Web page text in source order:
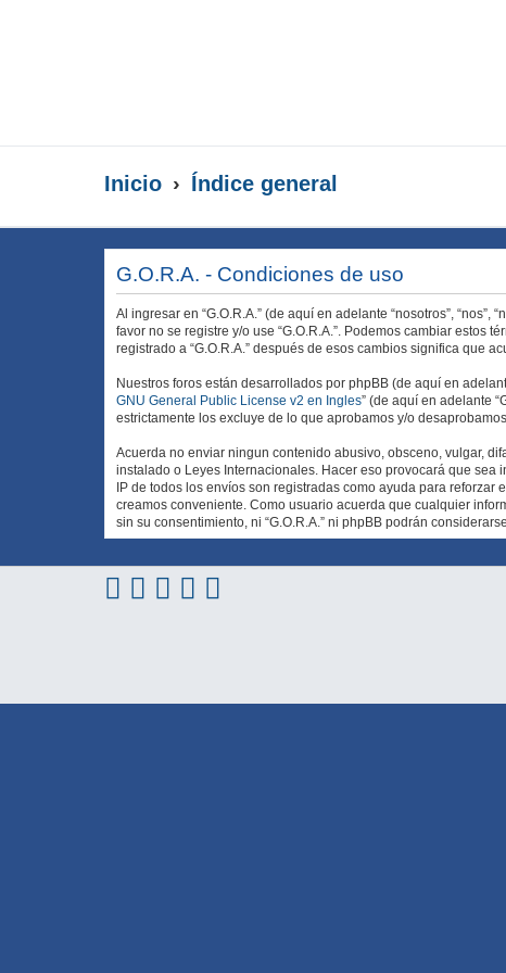
Inicio Índice general
G.O.R.A. - Condiciones de uso
Al ingresar en “G.O.R.A.” (de aquí en adelante “nosotros”,
favor no se registre y/o use “G.O.R.A.”. Podemos cambiar
registrado a “G.O.R.A.” después de esos cambios significa que
Nuestros foros están desarrollados por phpBB (de aquí en
GNU General Public License v2 en Ingles” (de aquí en adelante
estrictamente los excluye de lo que aprobamos y/o
Acuerda no enviar ningun contenido abusivo, obsceno, vulgar,
instalado o Leyes Internacionales. Hacer eso provocará que
IP de todos los envíos son registradas como ayuda para reforzar
creamos conveniente. Como usuario acuerda que cualquier
sin su consentimiento, ni “G.O.R.A.” ni phpBB podrán